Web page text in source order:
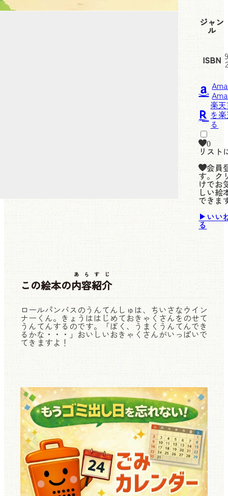
ジャン
ル
ISBN
楽
0
リスト
会員
す。ク
けでお
しい絵
できま
いい
る
この絵本の内容紹介
あらすじ
ロールパンバスのうんてんしゅは、ちいさなウイン
ナーくん。きょうははじめておきゃくさんをのせて
うんてんするのです。「ぼく、うまくうんてんでき
るかな・・・」おいしいおきゃくさんがいっぱいで
てきますよ！